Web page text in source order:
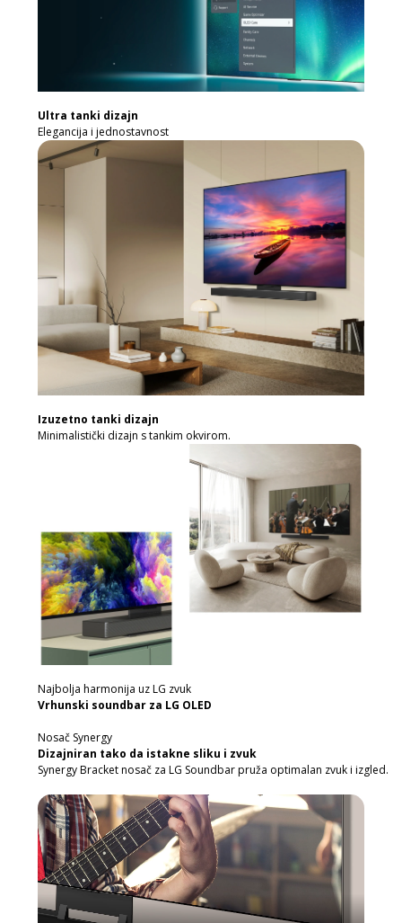
Ultra tanki dizajn
Elegancija i jednostavnost
Izuzetno tanki dizajn
Minimalistički dizajn s tankim okvirom.
Najbolja harmonija uz LG zvuk
Vrhunski soundbar za LG OLED
Nosač Synergy
Dizajniran tako da istakne sliku i zvuk
Synergy Bracket nosač za LG Soundbar pruža optimalan zvuk i izgled.